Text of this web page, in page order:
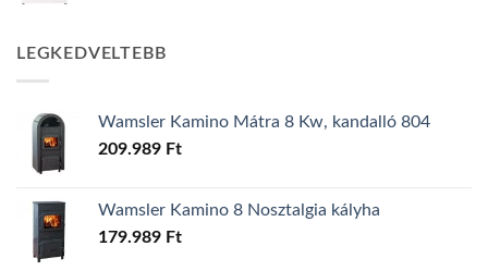
LEGKEDVELTEBB
Wamsler Kamino Mátra 8 Kw, kandalló 804
209.989 Ft
Wamsler Kamino 8 Nosztalgia kályha
179.989 Ft